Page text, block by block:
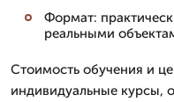
Формат:
реальными
Стоимость обучения и
индивидуальные курсы,